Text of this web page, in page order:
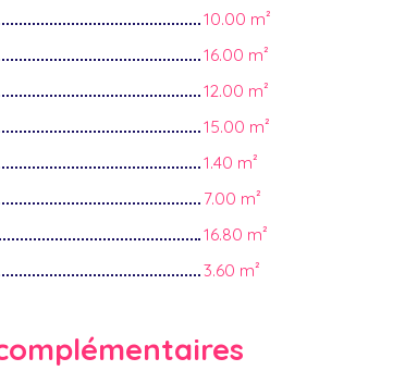
10.00 m²
16.00 m²
12.00 m²
15.00 m²
1.40 m²
7.00 m²
16.80 m²
3.60 m²